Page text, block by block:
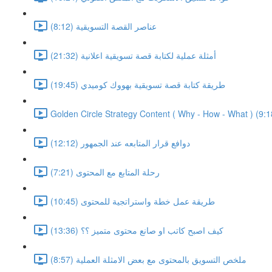
عناصر القصة التسويقية (8:12)
أمثلة عملية لكتابة قصة تسويقية اعلانية (21:32)
طريقة كتابة قصة تسويقية بهووك كوميدي (19:45)
Golden Circle Strategy Content ( Why - How - What )
دوافع قرار المتابعه عند الجمهور (12:12)
رحلة المتابع مع المحتوى (7:21)
طريقة عمل خطة واستراتجية للمحتوى (10:45)
كيف اصبح كاتب او صانع محتوى متميز ؟؟ (13:36)
ملخص التسويق بالمحتوى مع بعض الامثلة العملية (8:57)